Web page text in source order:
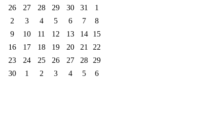
26
27 28 29 30 31
1
2
3 4 5 6 7
8
9
10 11 12 13 14
15
16
17 18 19 20 21
22
23
24 25 26 27 28
29
30
1 2 3 4 5 6